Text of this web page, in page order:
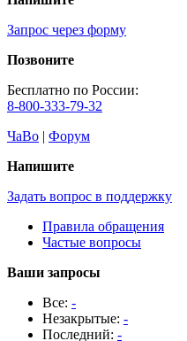
Запрос через форму
Позвоните
Бесплатно по России:
8-800-333-79-32
ЧаВо | Форум
Напишите
Задать вопрос в поддержку
Правила обращения
Частые вопросы
Ваши запросы
Все: -
Незакрытые: -
Последний: -